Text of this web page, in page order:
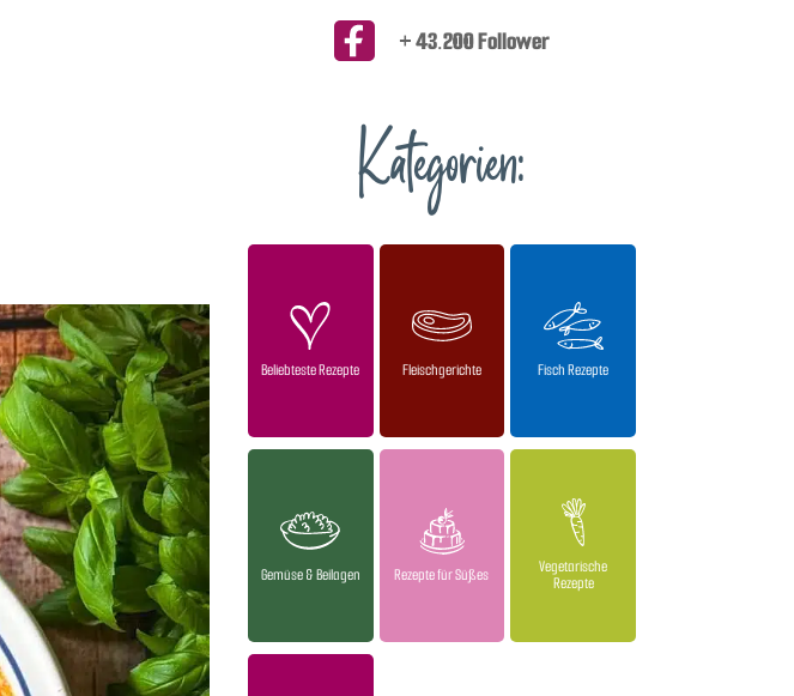
+ 43.200 Follower
Kategorien:
Beliebteste Rezepte Fleischgerichte Fisch Rezepte
Gemüse & Beilagen Rezepte für Süßes
Vegetarische
Rezepte